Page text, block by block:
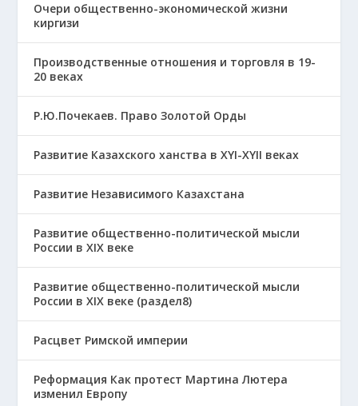
Очери общественно-экономической жизни
киргизи
Производственные отношения и торговля в 19-
20 веках
Р.Ю.Почекаев. Право Золотой Орды
Развитие Казахского ханства в ХҮІ-ХҮІІ веках
Развитие Независимого Казахстана
Развитие общественно-политической мысли
России в XIX веке
Развитие общественно-политической мысли
России в XIX веке (раздел8)
Расцвет Римской империи
Реформация Как протест Мартина Лютера
изменил Европу